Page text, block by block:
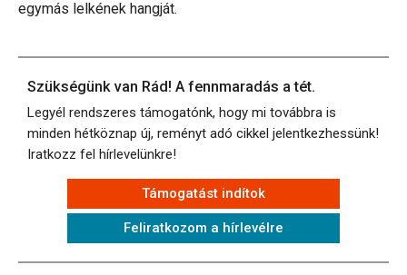
egymás lelkének hangját.
Szükségünk van Rád! A fennmaradás a tét.
Legyél rendszeres támogatónk, hogy mi továbbra is
minden hétköznap új, reményt adó cikkel jelentkezhessünk!
Iratkozz fel hírlevelünkre!
Támogatást indítok
Feliratkozom a hírlevélre